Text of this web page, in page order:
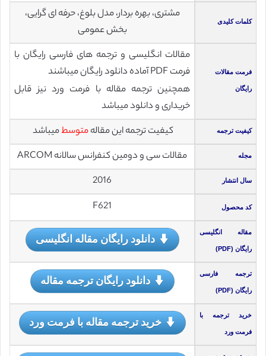
کلمات کلیدی
مشتری، بهره بردار، مدل بلوغ، حرفه ای گرایی،
بخش عمومی
فرمت مقالات
رایگان
مقالات انگلیسی و ترجمه های فارسی رایگان با
فرمت PDF آماده دانلود رایگان میباشند
همچنین ترجمه مقاله با فرمت ورد نیز قابل
خریداری و دانلود میباشد
کیفیت ترجمه کیفیت ترجمه این مقالهمتوسطمیباشد
مجله مقالات سی و دومین کنفرانس سالانه ARCOM
سال انتشار 2016
کد محصول F621
مقاله انگلیسی
رایگان (PDF)
دانلود رایگان مقاله انگلیسی
ترجمه فارسی
رایگان (PDF)
دانلود رایگان ترجمه مقاله
خرید ترجمه با
فرمت ورد
خرید ترجمه مقاله با فرمت ورد